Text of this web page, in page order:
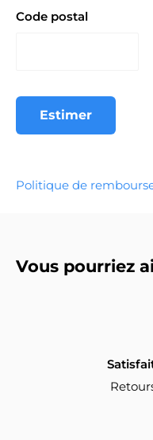
Code postal
Estimer
Politique de
Vous pourriez